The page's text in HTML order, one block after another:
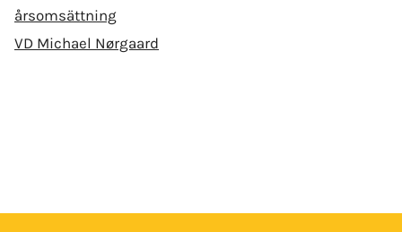
årsomsättning
VD Michael Nørgaard